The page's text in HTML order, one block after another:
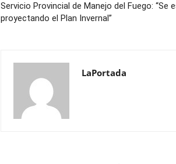
Servicio Provincial de Manejo del Fuego: “Se
proyectando el Plan Invernal”
LaPortada